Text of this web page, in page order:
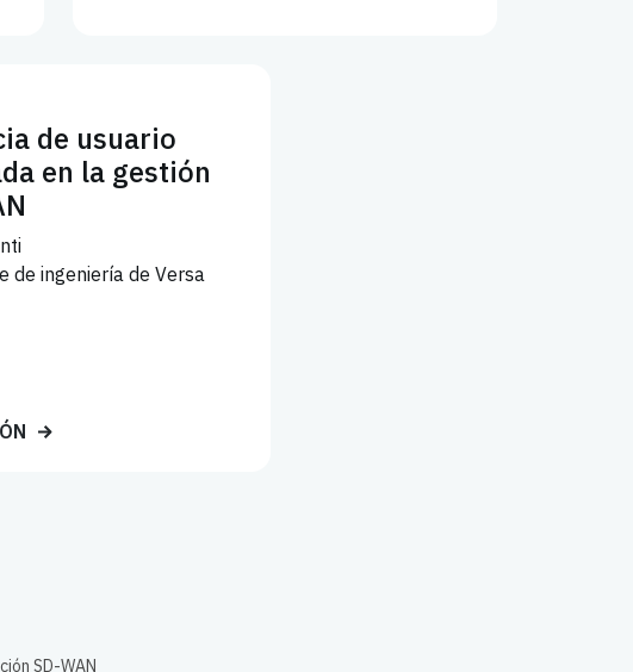
de usuario
en la gestión
de ingeniería de Versa
SD-WAN